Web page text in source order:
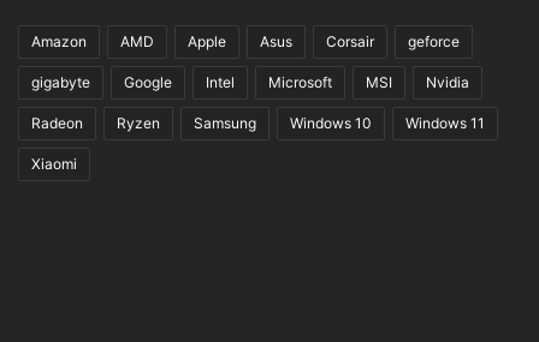
Amazon AMD Apple Asus Corsair geforce
gigabyte Google Intel Microsoft MSI Nvidia
Radeon Ryzen Samsung Windows 10 Windows 11
Xiaomi